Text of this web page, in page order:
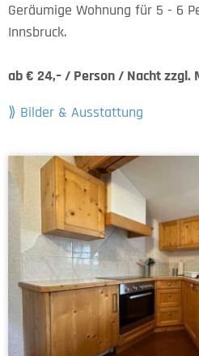
Geräumige Wohnung für 5 - 6
Innsbruck.
ab € 24,– / Person / Nacht zzgl.
Bilder & Ausstattung